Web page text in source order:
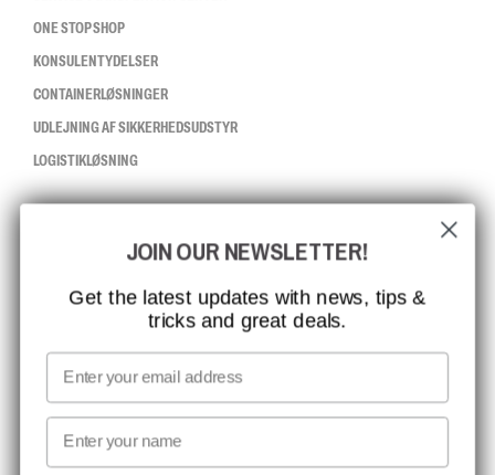
ONE STOP SHOP
KONSULENTYDELSER
CONTAINERLØSNINGER
UDLEJNING AF SIKKERHEDSUDSTYR
LOGISTIKLØSNING
ISO-CERTIFICERING
GLOBAL RÆKKEVIDDE
MISSION, VISION OG VÆRDIER
KONTAKT
MEDIA
NYHEDSBREV TILMELDING
JOIN OUR NEWSLETTER!
Get the latest updates with news, tips &
tricks and great deals.
Email
First name